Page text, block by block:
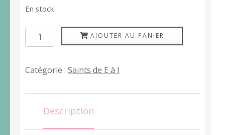
En stock
quantité
de
AJOUTER AU PANIER
Catégorie : Saints de E à I
Description